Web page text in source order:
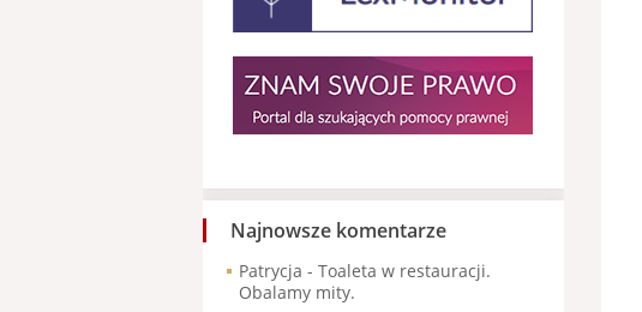
Najnowsze komentarze
Patrycja - Toaleta w restauracji.
Obalamy mity.